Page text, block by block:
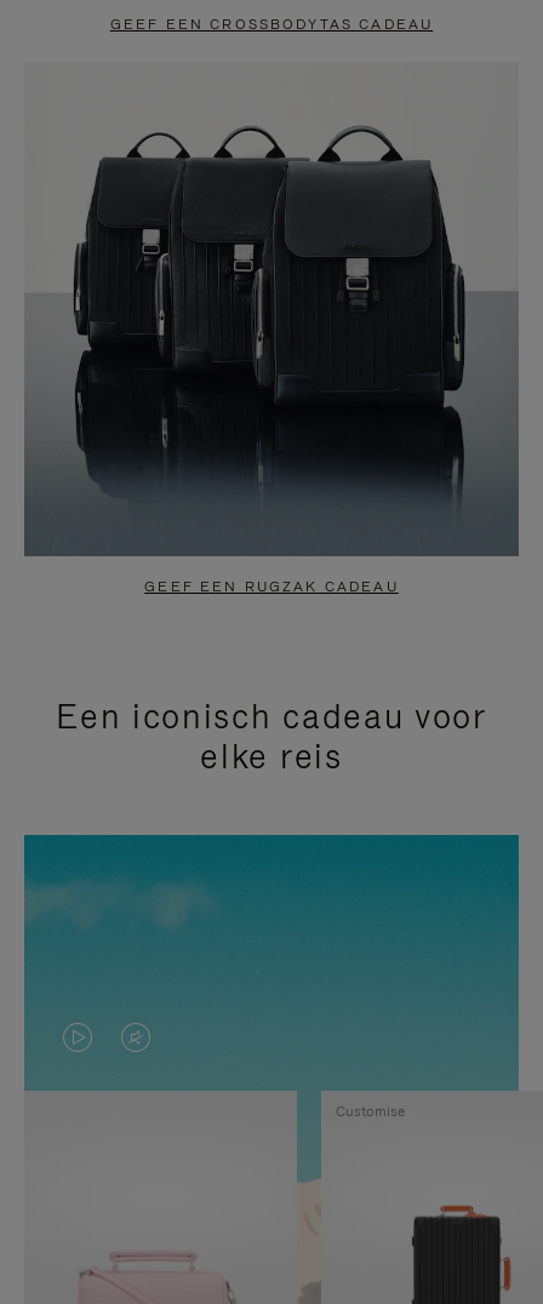
GEEF EEN CROSSBODYTAS CADEAU
GEEF EEN RUGZAK CADEAU
Een iconisch cadeau voor
elke reis
VIDEO
IS
GEPAUZEERD,
OP
HET
GELUID
Customise